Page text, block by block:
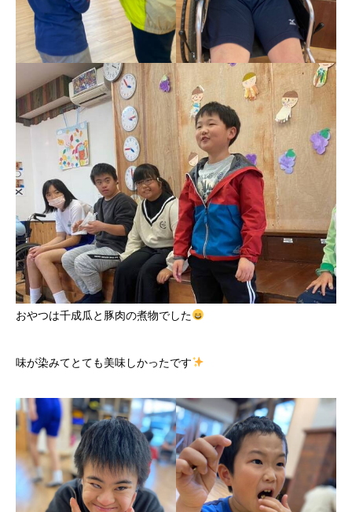
おやつは千成瓜と豚肉の煮物でした
味が染みてとても美味しかったです